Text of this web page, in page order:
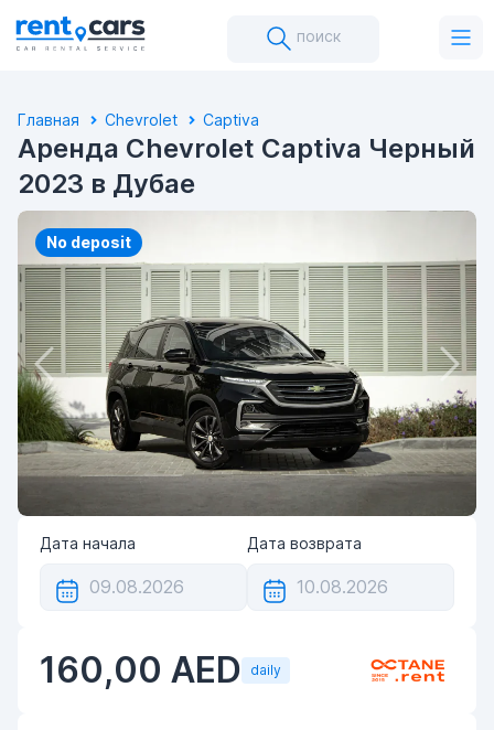
поиск
Главная Chevrolet Captiva
Аренда Chevrolet Captiva Черный
2023 в Дубае
No deposit
Дата начала Дата возврата
160,00 AED daily